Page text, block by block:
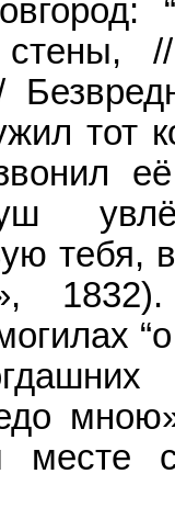
тот
тебя,
месте